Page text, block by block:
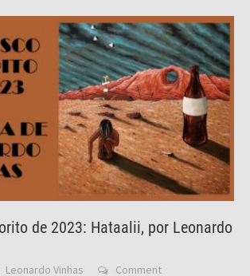
de 2023: Hataalii, por Leonardo
Leonardo Vinhas Comment